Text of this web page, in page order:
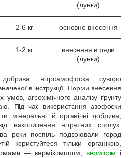
(лунки)
2-6 кг основне внесення
1-2 кг
внесення в ряди
(лунки)
нітроамофоска суворо
в інструкції. Норми внесення
умов, агрохімічного аналізу ґрунту
Під час використання азофоски
мінеральні й органічні добрива,
накопичення нітратних сполук.
роки поспіль подвоювали город
користуйтеся тільки органікою,
— вермікомппом, вермісом і